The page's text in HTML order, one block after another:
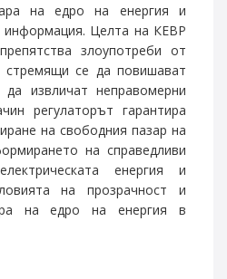
на едро на енергия и
Целта на КЕВР
злоупотреби от
стремящи се да повишават
извличат неправомерни
регулаторът гарантира
на свободния пазар на
на справедливи
енергия и
на прозрачност и
на едро на енергия в